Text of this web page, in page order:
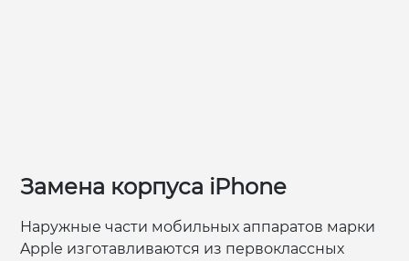
Замена корпуса iPhone
Наружные части мобильных аппаратов марки
Apple изготавливаются из первоклассных